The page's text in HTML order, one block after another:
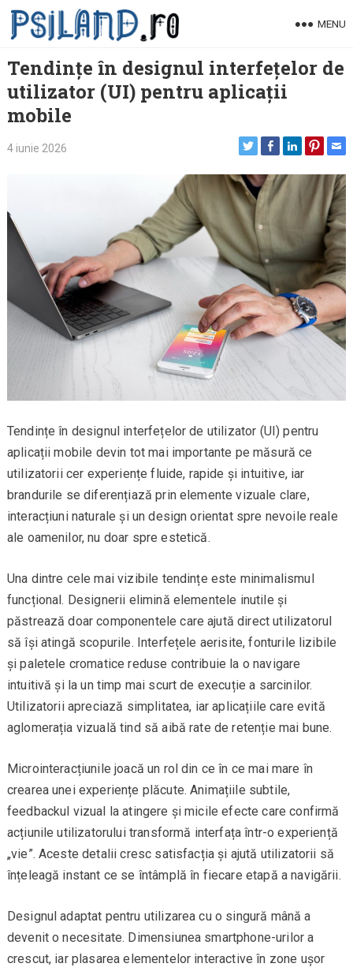
Skip
MENU
Tendințe în designul interfețelor de
utilizator (UI) pentru aplicații
mobile
4 iunie 2026
Tendințe în designul interfețelor de utilizator (UI) pentru
aplicații mobile devin tot mai importante pe măsură ce
utilizatorii cer experiențe fluide, rapide și intuitive, iar
brandurile se diferențiază prin elemente vizuale clare,
interacțiuni naturale și un design orientat spre nevoile reale
ale oamenilor, nu doar spre estetică.
Una dintre cele mai vizibile tendințe este minimalismul
funcțional. Designerii elimină elementele inutile și
păstrează doar componentele care ajută direct utilizatorul
să își atingă scopurile. Interfețele aerisite, fonturile lizibile
și paletele cromatice reduse contribuie la o navigare
intuitivă și la un timp mai scurt de execuție a sarcinilor.
Utilizatorii apreciază simplitatea, iar aplicațiile care evită
aglomerația vizuală tind să aibă rate de retenție mai bune.
Microinteracțiunile joacă un rol din ce în ce mai mare în
crearea unei experiențe plăcute. Animațiile subtile,
feedbackul vizual la atingere și micile efecte care confirmă
acțiunile utilizatorului transformă interfața într-o experiență
„vie”. Aceste detalii cresc satisfacția și ajută utilizatorii să
înțeleagă instant ce se întâmplă în fiecare etapă a navigării.
Designul adaptat pentru utilizarea cu o singură mână a
devenit o necesitate. Dimensiunea smartphone-urilor a
crescut, iar plasarea elementelor interactive în zone ușor